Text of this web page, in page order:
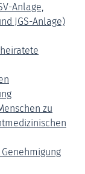
Anlage,
JGS-Anlage)
zu